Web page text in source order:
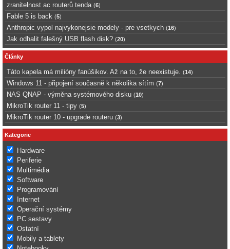
zranitelnost ac routerů tenda (6)
Fable 5 is back (5)
Anthropic vypol najvykonejsie modely - pre vsetkych (16)
Jak odhalit falešný USB flash disk? (20)
Články
Táto kapela má milióny fanúšikov. Až na to, že neexistuje. (14)
Windows 11 - připojení současně k několika sítím (7)
NAS QNAP - výměna systémového disku (10)
MikroTik router 11 - tipy (5)
MikroTik router 10 - upgrade routeru (3)
Kategorie
Hardware
Periferie
Multimédia
Software
Programování
Internet
Operační systémy
PC sestavy
Ostatní
Mobily a tablety